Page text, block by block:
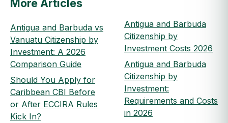
More Articles
Antigua and Barbuda vs
Vanuatu Citizenship by
Investment: A 2026
Comparison Guide
Should You Apply for
Caribbean CBI Before
or After ECCIRA Rules
Kick In?
Antigua and Barbuda
Citizenship by
Investment Costs 2026
Antigua and Barbuda
Citizenship by
Investment:
Requirements and Costs
in 2026